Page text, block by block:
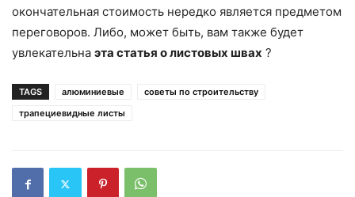
окончательная стоимость нередко является предметом
переговоров. Либо, может быть, вам также будет
увлекательна эта статья о листовых швах ?
TAGS алюминиевые
советы по строительству
трапециевидные листы